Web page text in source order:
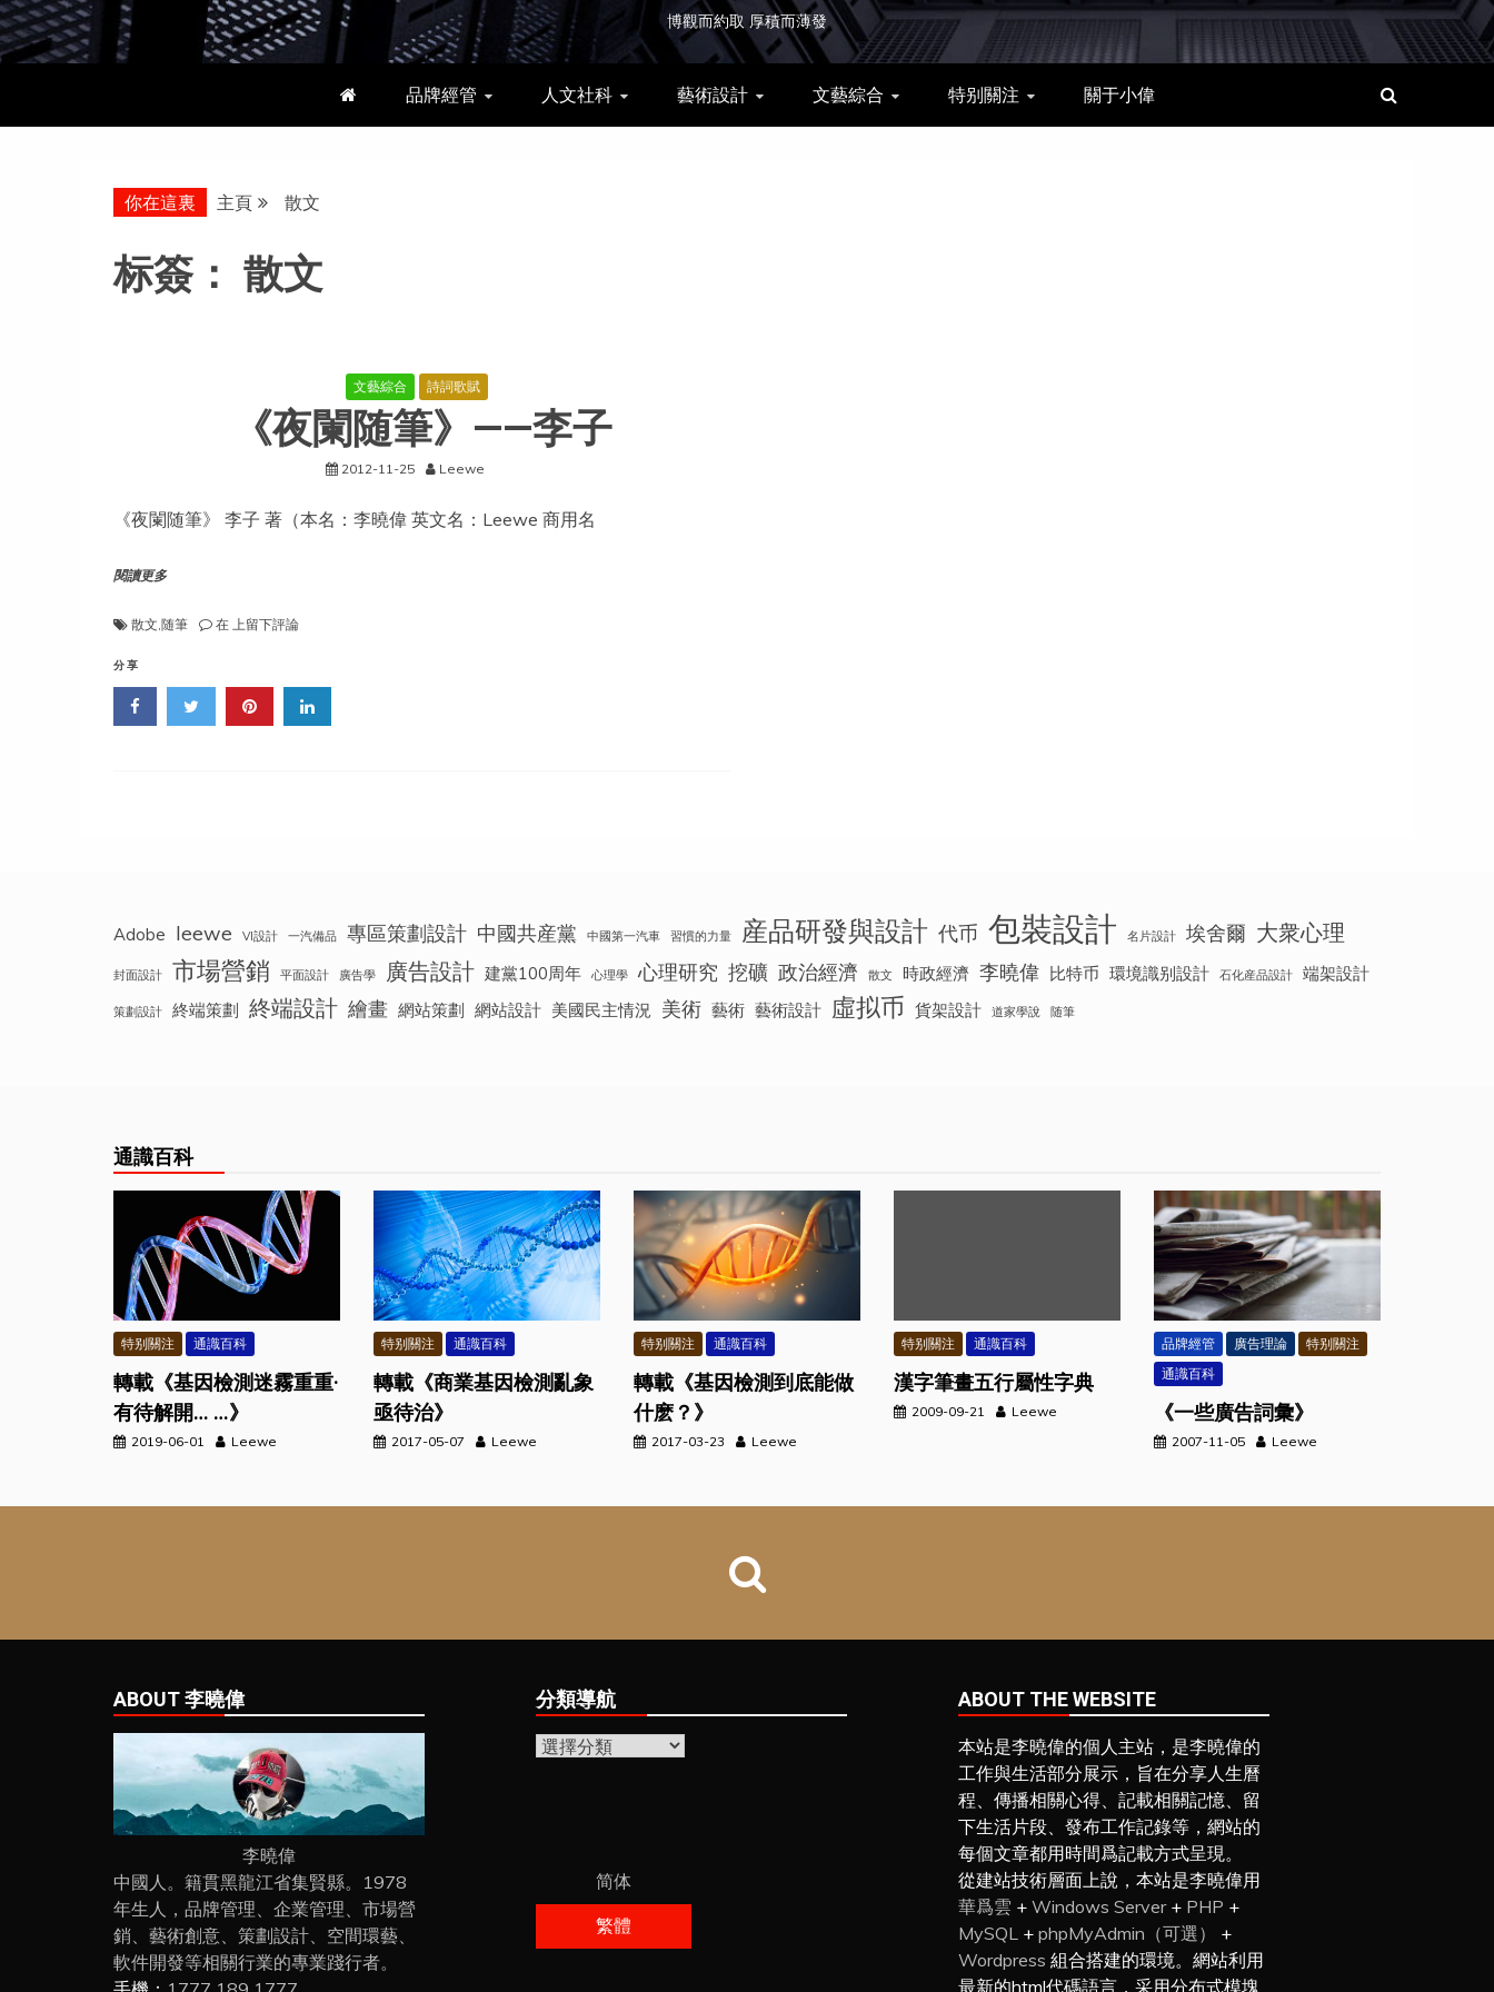
博觀而約取 厚積而薄發
品牌經管 人文社科 藝術設計 文藝綜合 特别關注 關于小偉
你在這裏 主頁 散文
标簽： 散文
文藝綜合 詩詞歌賦
《夜闌随筆》——李子
2012-11-25 Leewe
《夜闌随筆》 李子 著（本名：李曉偉 英文名：Leewe 商用名
閱讀更多
散文,随筆 在 《夜
筆》
——
李
上留下評論
分享
Adobe leewe VI設計 一汽備品 專區策劃設計 中國共産黨 中國第一汽車 習慣的力量 産品研發與設計 代币 包裝設計 名片設計 埃舍爾 大衆心理
封面設計 市場營銷 平面設計 廣告學 廣告設計 建黨100周年 心理學 心理研究 挖礦 政治經濟 散文 時政經濟 李曉偉 比特币 環境識别設計 石化産品設計 端架設計
策劃設計 終端策劃 終端設計 繪畫 網站策劃 網站設計 美國民主情況 美術 藝術 藝術設計 虛拟币 貨架設計 道家學說 随筆
通識百科
特别關注 通識百科
轉載《基因檢測迷霧重重·
有待解開… …》
2019-06-01 Leewe
特别關注 通識百科
轉載《商業基因檢測亂象
亟待治》
2017-05-07 Leewe
特别關注 通識百科
轉載《基因檢測到底能做
什麽？》
2017-03-23 Leewe
特别關注 通識百科
漢字筆畫五行屬性字典
2009-09-21 Leewe
品牌經管 廣告理論
特别關注
通識百科
《一些廣告詞彙》
2007-11-05 Leewe
ABOUT 李曉偉
李曉偉
中國人。籍貫黑龍江省集賢縣。1978
年生人，品牌管理、企業管理、市場營
銷、藝術創意、策劃設計、空間環藝、
軟件開發等相關行業的專業踐行者。
分類導航
分
简体
繁體
ABOUT THE WEBSITE
本站是李曉偉的個人主站，是李曉偉的
工作與生活部分展示，旨在分享人生曆
程、傳播相關心得、記載相關記憶、留
下生活片段、發布工作記錄等，網站的
每個文章都用時間爲記載方式呈現。
從建站技術層面上說，本站是李曉偉用
華爲雲 + Windows Server + PHP +
MySQL + phpMyAdmin（可選）
+
Wordpress 組合搭建的環境。網站利用
最新的html代碼語言，采用分布式模塊